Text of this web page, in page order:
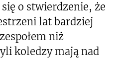
o stwierdzenie, że
lat bardziej
niż
koledzy mają nad